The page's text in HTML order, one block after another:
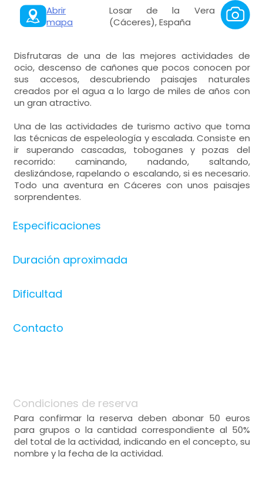
Abrir
mapa
Losar de la Vera
(Cáceres), España
Disfrutaras de una de las mejores actividades de
ocio, descenso de cañones que pocos conocen por
sus accesos, descubriendo paisajes naturales
creados por el agua a lo largo de miles de años con
un gran atractivo.
Una de las actividades de turismo activo que toma
las técnicas de espeleología y escalada. Consiste en
ir superando cascadas, toboganes y pozas del
recorrido: caminando, nadando, saltando,
deslizándose, rapelando o escalando, si es necesario.
Todo una aventura en Cáceres con unos paisajes
sorprendentes.
Especificaciones
Duración aproximada
Dificultad
Contacto
Condiciones de reserva
Para confirmar la reserva deben abonar 50 euros
para grupos o la cantidad correspondiente al 50%
del total de la actividad, indicando en el concepto, su
nombre y la fecha de la actividad.